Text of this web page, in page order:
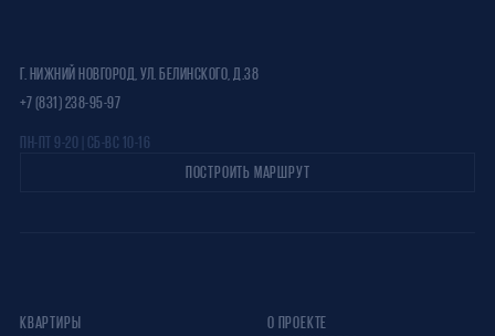
Г. НИЖНИЙ НОВГОРОД, УЛ. БЕЛИНСКОГО, Д.38
+7 (831) 238-95-97
ПН-ПТ 9-20 | СБ-ВС 10-16
ПОСТРОИТЬ МАРШРУТ
КВАРТИРЫ
О ПРОЕКТЕ